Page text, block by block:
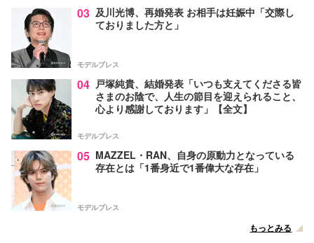
03 及川光博、再婚発表 お相手は妊娠中「交際し
ておりました方と」
モデルプレス
04 戸塚純貴、結婚発表「いつも支えてくださる皆
さまのお陰で、人生の節目を迎えられること、
心より感謝しております」【全文】
モデルプレス
05 MAZZEL・RAN、自身の原動力となっている
存在とは「1番身近で1番偉大な存在」
モデルプレス
もっとみる